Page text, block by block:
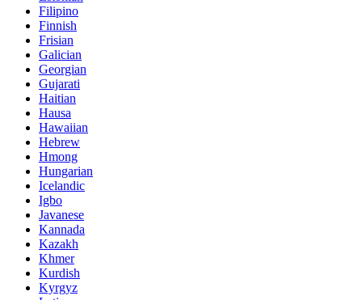
Filipino
Finnish
Frisian
Galician
Georgian
Gujarati
Haitian
Hausa
Hawaiian
Hebrew
Hmong
Hungarian
Icelandic
Igbo
Javanese
Kannada
Kazakh
Khmer
Kurdish
Kyrgyz